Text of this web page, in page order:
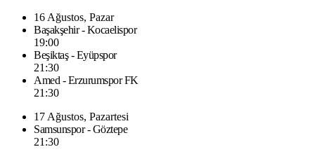
16 Ağustos, Pazar
Başakşehir - Kocaelispor
19:00
Beşiktaş - Eyüpspor
21:30
Amed - Erzurumspor FK
21:30
17 Ağustos, Pazartesi
Samsunspor - Göztepe
21:30